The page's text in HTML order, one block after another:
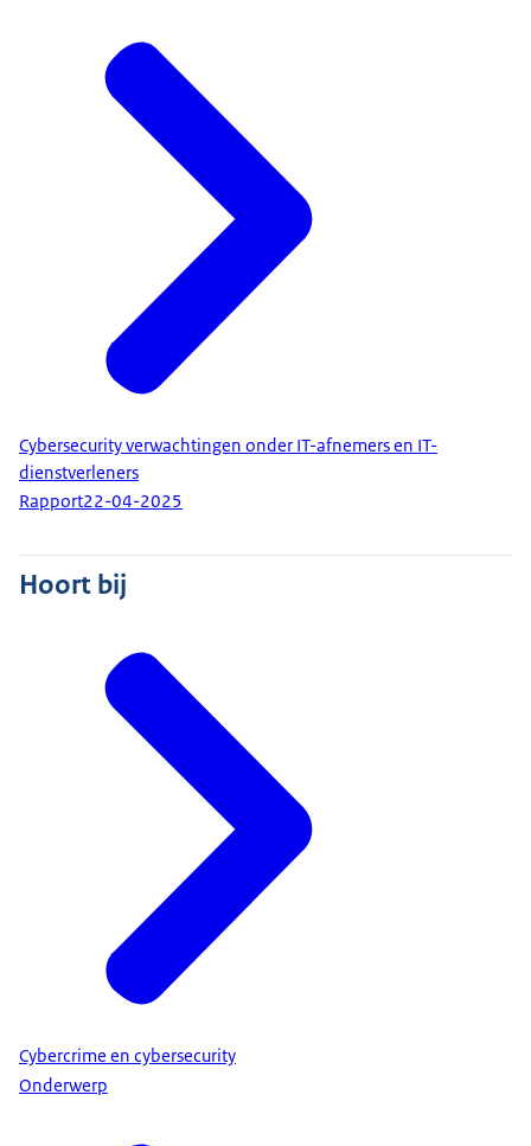
Cybersecurity verwachtingen onder IT-afnemers en IT-
dienstverleners
Rapport22-04-2025
Hoort bij
Cybercrime en cybersecurity
Onderwerp